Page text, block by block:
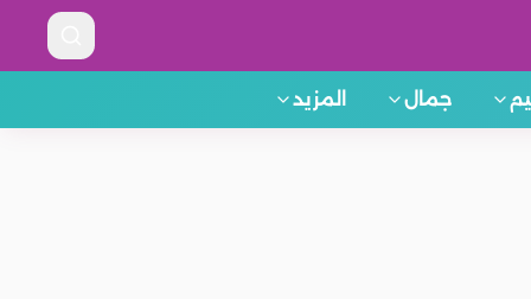
جمال المزيد